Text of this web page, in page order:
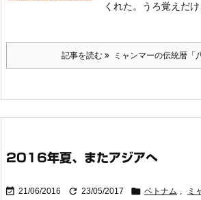
くれた。
うろ覚えだけ
記事を読む ミャンマーの伝統暦「
2016年夏、またアジアへ
 21/06/2016  23/05/2017  ベトナム , ミ